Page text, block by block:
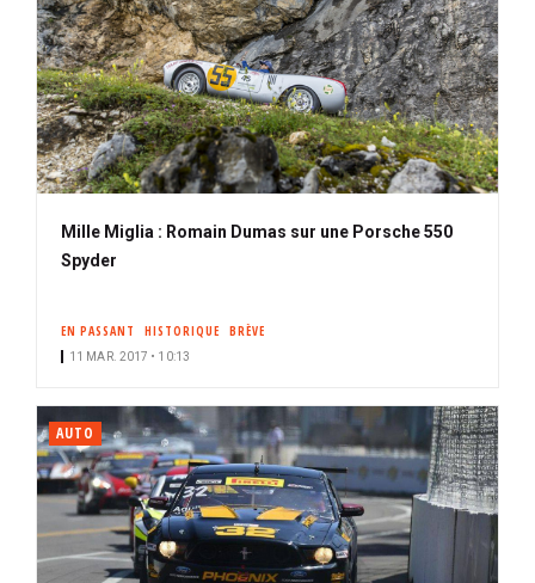
Mille Miglia : Romain Dumas sur une Porsche 550
Spyder
EN PASSANT HISTORIQUE BRÈVE
11 MAR. 2017 • 10:13
AUTO